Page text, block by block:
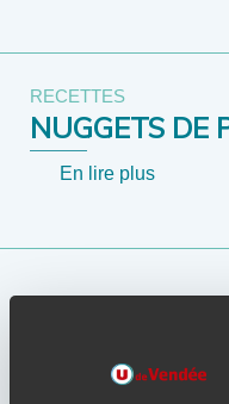
RECETTES
NUGGETS DE
En lire plus
TARTINADE